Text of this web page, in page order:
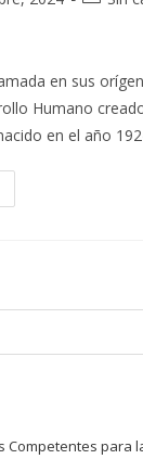
en sus
Humano
en el año
Competentes para